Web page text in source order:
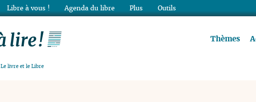
Thèmes
Le livre et le Libre
Libre à vous ! Agenda du libre Plus Outils